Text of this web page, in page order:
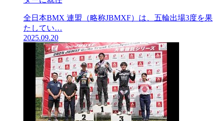
全日本BMX 連盟（略称JBMXF）は、五輪出場3度を果
たしてい…
2025.09.20